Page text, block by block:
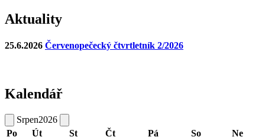
Aktuality
25.6.2026 Červenopečecký čtvrtletník 2/2026
Kalendář
Srpen2026
Po
Út St Čt Pá So Ne